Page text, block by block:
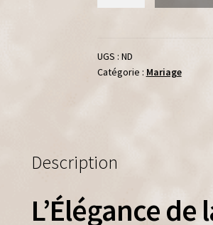
"Gracieuse"
Eau
14K
UGS : ND
Catégorie : Mariage
Description
L’Élégance